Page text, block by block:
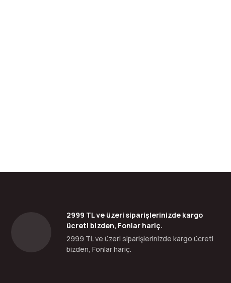
2999 TL ve üzeri siparişlerinizde kargo
ücreti bizden, Fonlar hariç.
2999 TL ve üzeri siparişlerinizde kargo ücreti
bizden, Fonlar hariç.